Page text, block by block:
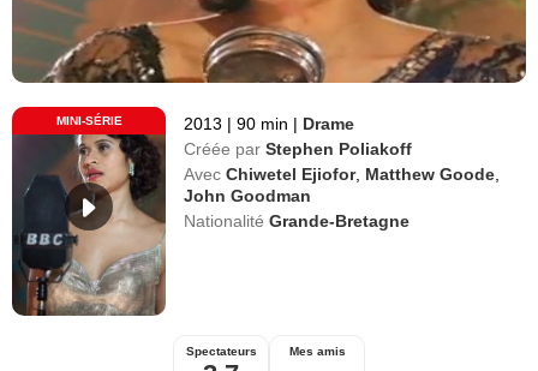
MINI-SÉRIE 2013 | 90 min | Drame
Créée par Stephen Poliakoff
Avec Chiwetel Ejiofor, Matthew Goode
John Goodman
Nationalité Grande-Bretagne
Spectateurs Mes amis